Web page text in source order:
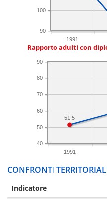
1991
90
100
Rapporto adulti con
1991
40
50
60
70
80
90
51.5
CONFRONTI
Indicatore